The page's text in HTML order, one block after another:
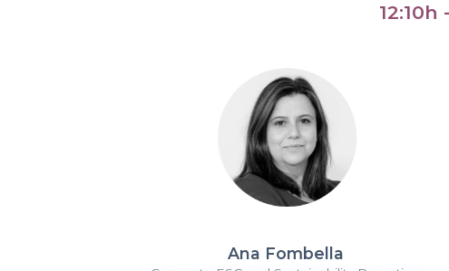
Ana Fombella